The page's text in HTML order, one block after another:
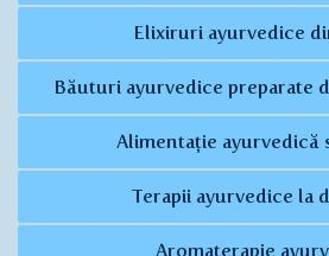
Elixiruri ayurvedice
Băuturi ayurvedice preparate
Alimentație ayurvedică
Terapii ayurvedice la
Aromaterapie